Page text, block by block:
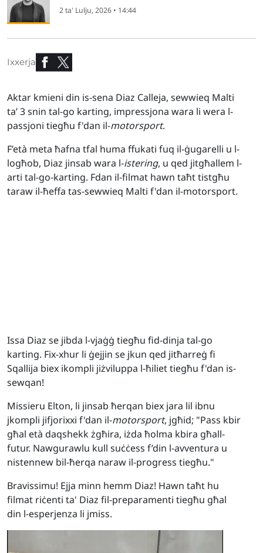
2 ta' Lulju, 2026 • 14:44
Ixxerja
Aktar kmieni din is-sena Diaz Calleja, sewwieq Malti
ta’ 3 snin tal-go karting, impressjona wara li wera l-
passjoni tiegħu f'dan il-motorsport.
F’età meta ħafna tfal huma ffukati fuq il-ġugarelli u l-
logħob, Diaz jinsab wara l-istering, u qed jitgħallem l-
arti tal-go-karting. Fdan il-filmat hawn taħt tistgħu
taraw il-ħeffa tas-sewwieq Malti f'dan il-motorsport.
Issa Diaz se jibda l-vjaġġ tiegħu fid-dinja tal-go
karting. Fix-xhur li ġejjin se jkun qed jitħarreġ fi
Sqallija biex ikompli jiżviluppa l-ħiliet tiegħu f'dan is-
sewqan!
Missieru Elton, li jinsab ħerqan biex jara lil ibnu
jkompli jifjorixxi f'dan il-motorsport, jgħid; "Pass kbir
għal età daqshekk żgħira, iżda ħolma kbira għall-
futur. Nawgurawlu kull suċċess f’din l-avventura u
nistennew bil-ħerqa naraw il-progress tiegħu."
Bravissimu! Ejja minn hemm Diaz! Hawn taħt hu
filmat riċenti ta' Diaz fil-preparamenti tiegħu għal
din l-esperjenza li jmiss.